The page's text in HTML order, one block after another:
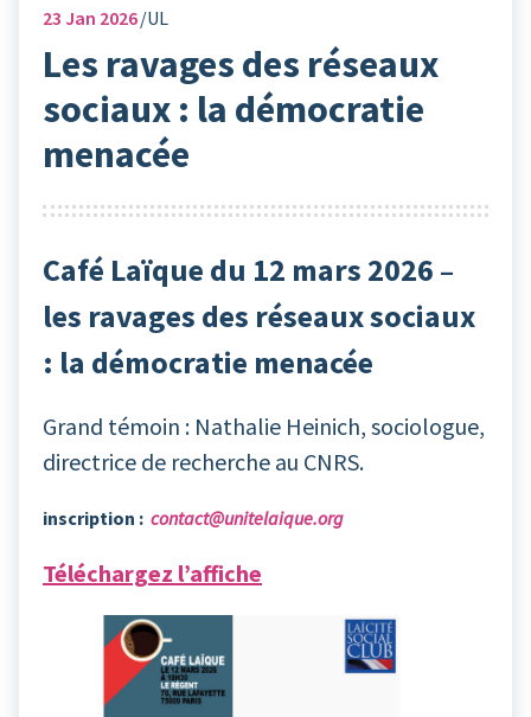
23 Jan 2026 UL
Les ravages des réseaux
sociaux : la démocratie
menacée
Café Laïque du 12 mars 2026 –
les ravages des réseaux sociaux
: la démocratie menacée
Grand témoin : Nathalie Heinich, sociologue,
directrice de recherche au CNRS.
inscription : contact@unitelaique.org
Téléchargez l’affiche